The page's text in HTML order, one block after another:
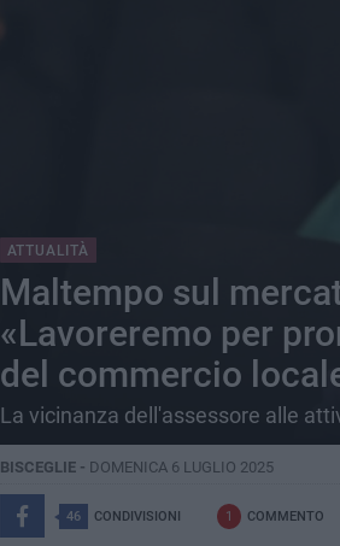
ATTUALITÀ
Maltempo sul
«Lavoreremo per
del commercio
La vicinanza dell'assessore alle
BISCEGLIE - DOMENICA 6 LUGLIO 2025
46 CONDIVISIONI 1 COMMENTO